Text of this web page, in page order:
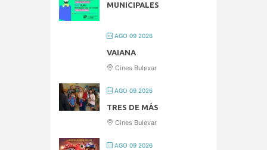
MUNICIPALES
AGO 09 2026
VAIANA
Cines Bulevar
AGO 09 2026
TRES DE MÁS
Cines Bulevar
AGO 09 2026